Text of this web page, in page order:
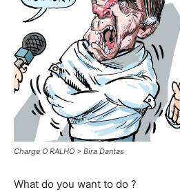
Charge O RALHO > Bira Dantas
What do you want to do ?